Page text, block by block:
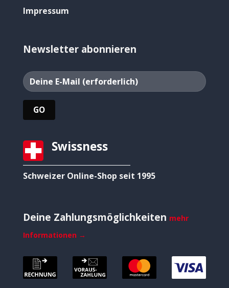
Impressum
Newsletter abonnieren
Swissness
Schweizer Online-Shop seit 1995
Deine Zahlungsmöglichkeiten mehr
Informationen →